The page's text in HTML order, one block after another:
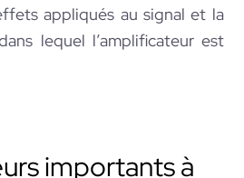
appliqués au signal et la
lequel l’amplificateur est
importants à